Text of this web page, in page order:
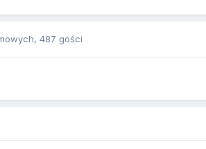
487 gości